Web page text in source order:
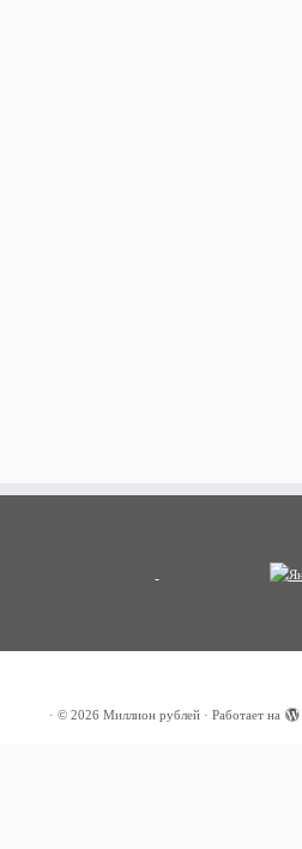
· © 2026 Миллион рублей · Работает на